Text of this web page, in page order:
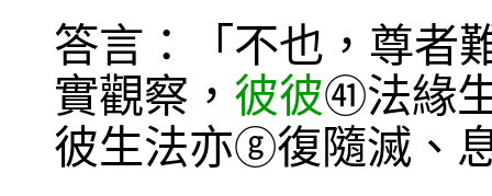
答言：「不也，尊者
實觀察， 彼彼㊶法緣
彼生法亦ⓖ復隨滅、